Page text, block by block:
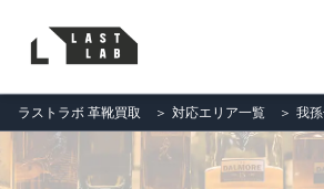
ラストラボ 革靴買取 ＞ 対応エリア一覧 ＞ 我